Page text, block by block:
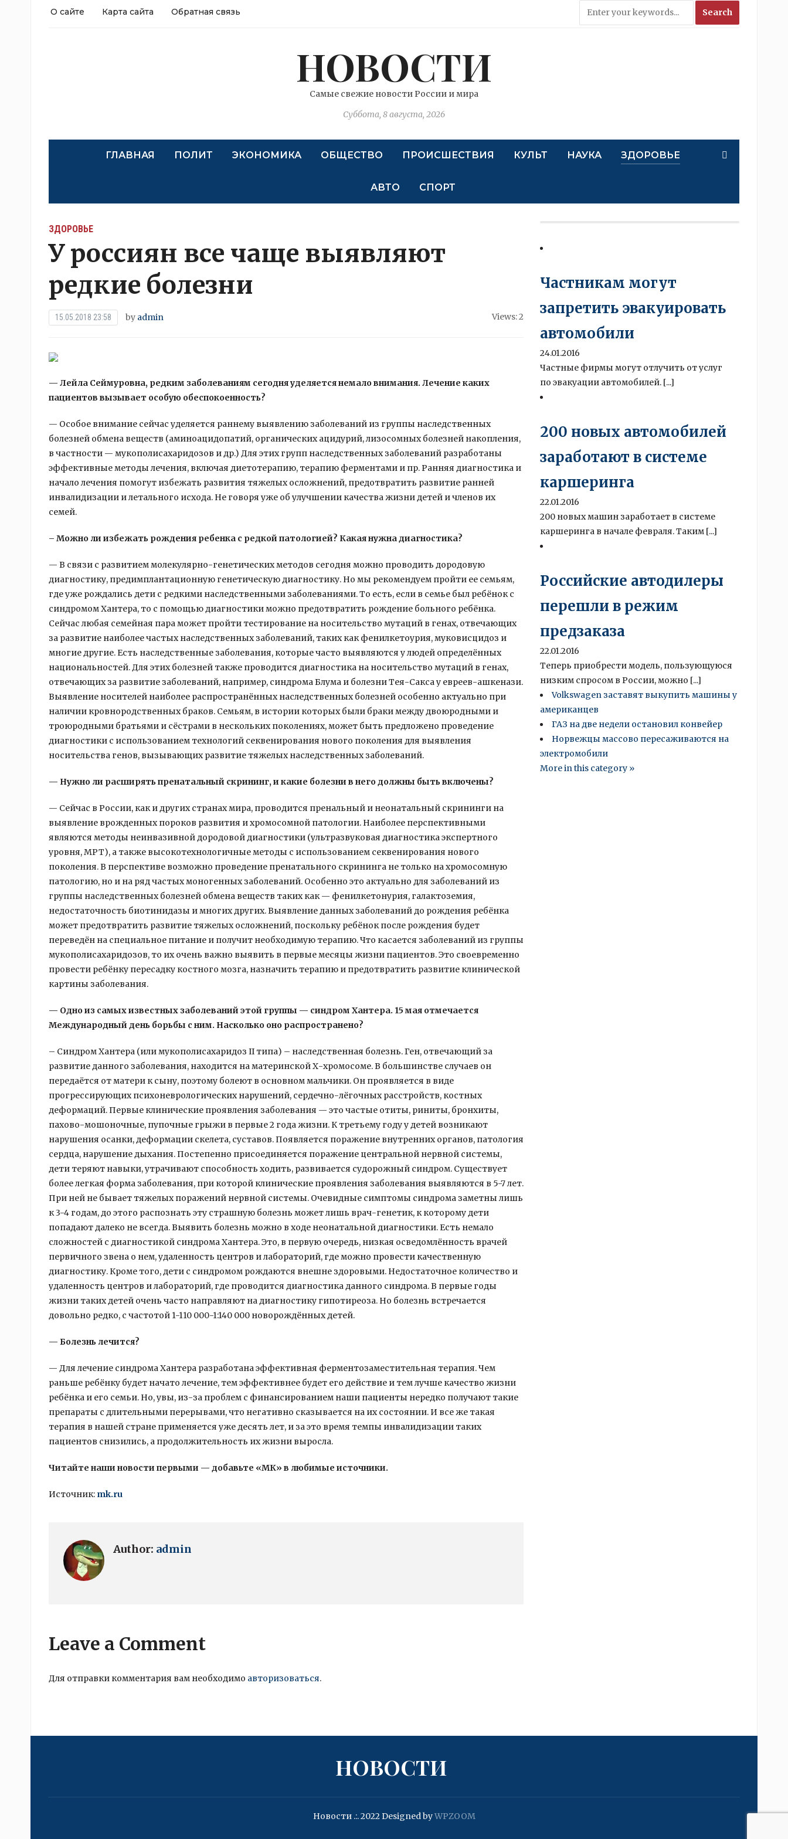
О сайте Карта сайта Обратная связь
НОВОСТИ
Самые свежие новости России и мира
Суббота, 8 августа, 2026
ГЛАВНАЯ ПОЛИТ ЭКОНОМИКА ОБЩЕСТВО ПРОИСШЕСТВИЯ КУЛЬТ НАУКА ЗДОРОВЬЕ
АВТО СПОРТ
ЗДОРОВЬЕ
У россиян все чаще выявляют
редкие болезни
15.05.2018 23:58 by admin Views: 2
— Лейла Сеймуровна, редким заболеваниям сегодня уделяется немало внимания. Лечение каких
пациентов вызывает особую обеспокоенность?
— Особое внимание сейчас уделяется раннему выявлению заболеваний из группы наследственных
болезней обмена веществ (аминоацидопатий, органических ацидурий, лизосомных болезней накопления,
в частности — мукополисахаридозов и др.) Для этих групп наследственных заболеваний разработаны
эффективные методы лечения, включая диетотерапию, терапию ферментами и пр. Ранняя диагностика и
начало лечения помогут избежать развития тяжелых осложнений, предотвратить развитие ранней
инвалидизации и летального исхода. Не говоря уже об улучшении качества жизни детей и членов их
семей.
– Можно ли избежать рождения ребенка с редкой патологией? Какая нужна диагностика?
— В связи с развитием молекулярно-генетических методов сегодня можно проводить дородовую
диагностику, предимплантационную генетическую диагностику. Но мы рекомендуем пройти ее семьям,
где уже рождались дети с редкими наследственными заболеваниями. То есть, если в семье был ребёнок с
синдромом Хантера, то с помощью диагностики можно предотвратить рождение больного ребёнка.
Сейчас любая семейная пара может пройти тестирование на носительство мутаций в генах, отвечающих
за развитие наиболее частых наследственных заболеваний, таких как фенилкетоурия, муковисцидоз и
многие другие. Есть наследственные заболевания, которые часто выявляются у людей определённых
национальностей. Для этих болезней также проводится диагностика на носительство мутаций в генах,
отвечающих за развитие заболеваний, например, синдрома Блума и болезни Тея-Сакса у евреев-ашкенази.
Выявление носителей наиболее распространённых наследственных болезней особенно актуально при
наличии кровнородственных браков. Семьям, в истории которых были браки между двоюродными и
троюродными братьями и сёстрами в нескольких поколениях, может быть предложено проведение
диагностики с использованием технологий секвенирования нового поколения для выявления
носительства генов, вызывающих развитие тяжелых наследственных заболеваний.
— Нужно ли расширять пренатальный скрининг, и какие болезни в него должны быть включены?
— Сейчас в России, как и других странах мира, проводится пренальный и неонатальный скрининги на
выявление врожденных пороков развития и хромосомной патологии. Наиболее перспективными
являются методы неинвазивной дородовой диагностики (ультразвуковая диагностика экспертного
уровня, МРТ), а также высокотехнологичные методы с использованием секвенирования нового
поколения. В перспективе возможно проведение пренатального скрининга не только на хромосомную
патологию, но и на ряд частых моногенных заболеваний. Особенно это актуально для заболеваний из
группы наследственных болезней обмена веществ таких как — фенилкетонурия, галактоземия,
недостаточность биотинидазы и многих других. Выявление данных заболеваний до рождения ребёнка
может предотвратить развитие тяжелых осложнений, поскольку ребёнок после рождения будет
переведён на специальное питание и получит необходимую терапию. Что касается заболеваний из группы
мукополисахаридозов, то их очень важно выявить в первые месяцы жизни пациентов. Это своевременно
провести ребёнку пересадку костного мозга, назначить терапию и предотвратить развитие клинической
картины заболевания.
— Одно из самых известных заболеваний этой группы — синдром Хантера. 15 мая отмечается
Международный день борьбы с ним. Насколько оно распространено?
– Синдром Хантера (или мукополисахаридоз II типа) – наследственная болезнь. Ген, отвечающий за
развитие данного заболевания, находится на материнской Х-хромосоме. В большинстве случаев он
передаётся от матери к сыну, поэтому болеют в основном мальчики. Он проявляется в виде
прогрессирующих психоневрологических нарушений, сердечно-лёгочных расстройств, костных
деформаций. Первые клинические проявления заболевания — это частые отиты, риниты, бронхиты,
пахово-мошоночные, пупочные грыжи в первые 2 года жизни. К третьему году у детей возникают
нарушения осанки, деформации скелета, суставов. Появляется поражение внутренних органов, патология
сердца, нарушение дыхания. Постепенно присоединяется поражение центральной нервной системы,
дети теряют навыки, утрачивают способность ходить, развивается судорожный синдром. Существует
более легкая форма заболевания, при которой клинические проявления заболевания выявляются в 5-7 лет.
При ней не бывает тяжелых поражений нервной системы. Очевидные симптомы синдрома заметны лишь
к 3-4 годам, до этого распознать эту страшную болезнь может лишь врач-генетик, к которому дети
попадают далеко не всегда. Выявить болезнь можно в ходе неонатальной диагностики. Есть немало
сложностей с диагностикой синдрома Хантера. Это, в первую очередь, низкая осведомлённость врачей
первичного звена о нем, удаленность центров и лабораторий, где можно провести качественную
диагностику. Кроме того, дети с синдромом рождаются внешне здоровыми. Недостаточное количество и
удаленность центров и лабораторий, где проводится диагностика данного синдрома. В первые годы
жизни таких детей очень часто направляют на диагностику гипотиреоза. Но болезнь встречается
довольно редко, с частотой 1-110 000-1:140 000 новорождённых детей.
— Болезнь лечится?
— Для лечение синдрома Хантера разработана эффективная ферментозаместительная терапия. Чем
раньше ребёнку будет начато лечение, тем эффективнее будет его действие и тем лучше качество жизни
ребёнка и его семьи. Но, увы, из-за проблем с финансированием наши пациенты нередко получают такие
препараты с длительными перерывами, что негативно сказывается на их состоянии. И все же такая
терапия в нашей стране применяется уже десять лет, и за это время темпы инвалидизации таких
пациентов снизились, а продолжительность их жизни выросла.
Читайте наши новости первыми — добавьте «МК» в любимые источники.
Источник: mk.ru
Author: admin
Leave a Comment
Для отправки комментария вам необходимо авторизоваться.
Частникам могут
запретить эвакуировать
автомобили
24.01.2016
Частные фирмы могут отлучить от услуг
по эвакуации автомобилей. [...]
200 новых автомобилей
заработают в системе
каршеринга
22.01.2016
200 новых машин заработает в системе
каршеринга в начале февраля. Таким [...]
Российские автодилеры
перешли в режим
предзаказа
22.01.2016
Теперь приобрести модель, пользующуюся
низким спросом в России, можно [...]
Volkswagen заставят выкупить машины у
американцев
ГАЗ на две недели остановил конвейер
Норвежцы массово пересаживаются на
электромобили
More in this category »
НОВОСТИ
Новости .:. 2022Designed byWPZOOM